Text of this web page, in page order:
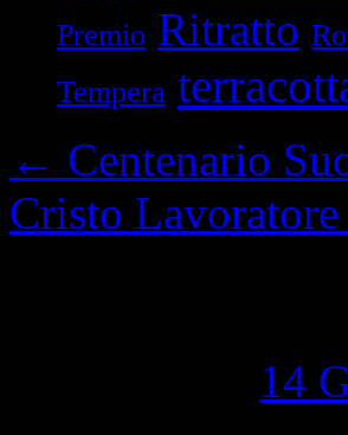
Premio Ritratto
Tempera
← Centenario
Cristo Lavoratore
14